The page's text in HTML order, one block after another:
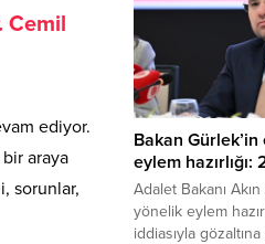
Cemil
ediyor.
araya
sorunlar,
ülke genelini
Bakan
eylem
Adalet Bakanı
yönelik eylem
iddiasıyla